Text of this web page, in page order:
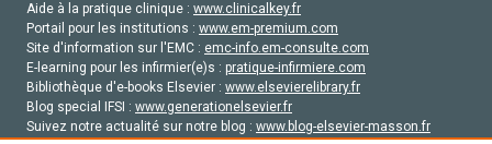
Aide à la pratique clinique : www.clinicalkey.fr
Portail pour les institutions : www.em-premium.com
Site d'information sur l'EMC : emc-info.em-consulte.com
E-learning pour les infirmier(e)s : pratique-infirmiere.com
Bibliothèque d'e-books Elsevier : www.elsevierelibrary.fr
Blog special IFSI : www.generationelsevier.fr
Suivez notre actualité sur notre blog : www.blog-elsevier-masson.fr